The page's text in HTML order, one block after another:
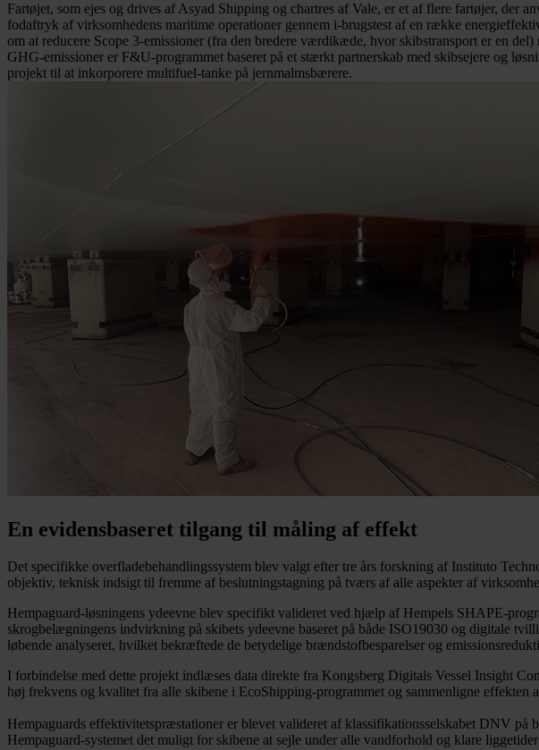
Fartøjet, som ejes og drives af Asyad Shipping og chartres af Vale, er et af flere fartøjer,
fodaftryk af virksomhedens maritime operationer gennem i-brugstest af en række
om at reducere Scope 3-emissioner (fra den bredere værdikæde, hvor skibstransport er en
GHG-emissioner er F&U-programmet baseret på et stærkt partnerskab med skibsejere og
projekt til at inkorporere multifuel-tanke på jernmalmsbærere.
En evidensbaseret tilgang til måling af effekt
Det specifikke overfladebehandlingssystem blev valgt efter tre års forskning af Instituto
objektiv, teknisk indsigt til fremme af beslutningstagning på tværs af alle aspekter af
Hempaguard-løsningens ydeevne blev specifikt valideret ved hjælp af Hempels SHAPE-
skrogbelægningens indvirkning på skibets ydeevne baseret på både ISO19030 og digitale
løbende analyseret, hvilket bekræftede de betydelige brændstofbesparelser og
I forbindelse med dette projekt indlæses data direkte fra Kongsberg Digitals Vessel Insight
høj frekvens og kvalitet fra alle skibene i EcoShipping-programmet og sammenligne
Hempaguards effektivitetspræstationer er blevet valideret af klassifikationsselskabet DNV
Hempaguard-systemet det muligt for skibene at sejle under alle vandforhold og klare